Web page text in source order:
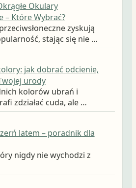
Okulary
– Które Wybrać?
zyskują
stając się nie …
jak dobrać odcienie,
urody
kolorów ubrań i
zdziałać cuda, ale …
latem – poradnik dla
nigdy nie wychodzi z